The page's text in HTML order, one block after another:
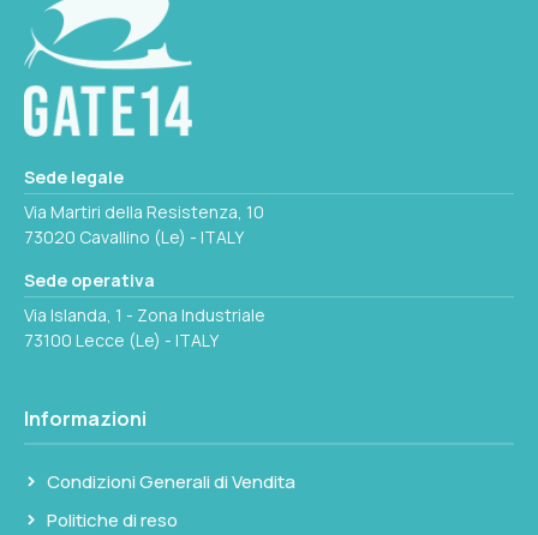
Nota:le clip di fissaggio non sono incluse e
devono essere acquistate separatamente.
Sede legale
Via Martiri della Resistenza, 10
73020 Cavallino (Le) - ITALY
Sede operativa
Via Islanda, 1 - Zona Industriale
73100 Lecce (Le) - ITALY
Informazioni
Condizioni Generali di Vendita
Politiche di reso